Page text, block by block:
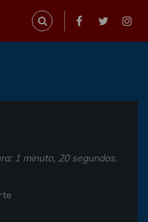
1 minuto, 20 segundos.